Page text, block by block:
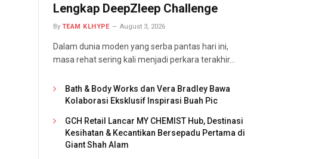
Lengkap DeepZleep Challenge
By TEAM KLHYPE August 3, 2026
Dalam dunia moden yang serba pantas hari ini,
masa rehat sering kali menjadi perkara terakhir…
Bath & Body Works dan Vera Bradley Bawa
Kolaborasi Eksklusif Inspirasi Buah Pic
GCH Retail Lancar MY CHEMIST Hub, Destinasi
Kesihatan & Kecantikan Bersepadu Pertama di
Giant Shah Alam